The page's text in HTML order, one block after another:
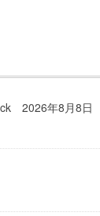
あるのでチェ
2026年8月8日